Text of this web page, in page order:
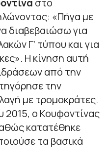
στο
«Πήγα με
διαβεβαιώσω για
Γ’ τύπου και για
Η κίνηση αυτή
από την
την
με τρομοκράτες.
2015, ο Κουφοντίνας
κατατέθηκε
τα βασικά